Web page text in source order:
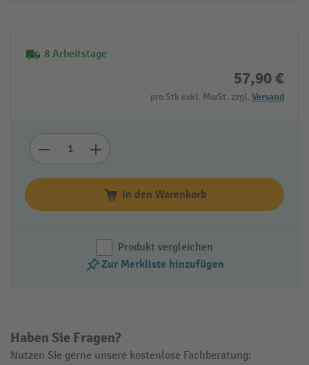
8 Arbeitstage
57,90 €
pro Stk exkl. MwSt. zzgl. Versand
In den Warenkorb
Produkt vergleichen
Zur Merkliste hinzufügen
Haben Sie Fragen?
Nutzen Sie gerne unsere kostenlose Fachberatung: